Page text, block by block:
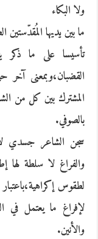
ولا البكاء
ما بين يديها المُقدّستين
تأسيسا على ما
القضبان،وبمعنى
المشترك بين كل من
بالصوفي.
سجن الشاعر جسدي لا
والفراغ لا سلطة لها
لطقوس إكراهية،باعتبار
لإفراغ ما يعتمل
والأنين.